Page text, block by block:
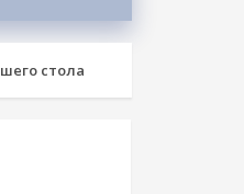
стола